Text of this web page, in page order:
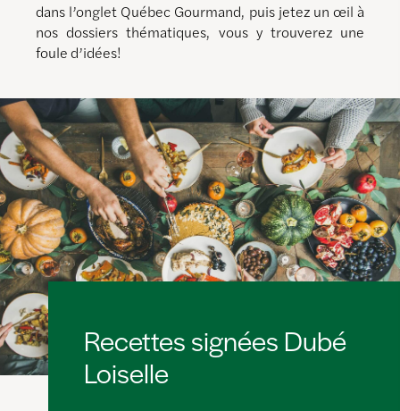
dans l’onglet Québec Gourmand, puis jetez un œil à
nos dossiers thématiques, vous y trouverez une
foule d’idées!
Recettes signées Dubé
Loiselle